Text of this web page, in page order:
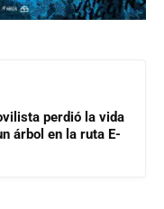
perdió la vida
árbol en la ruta E-